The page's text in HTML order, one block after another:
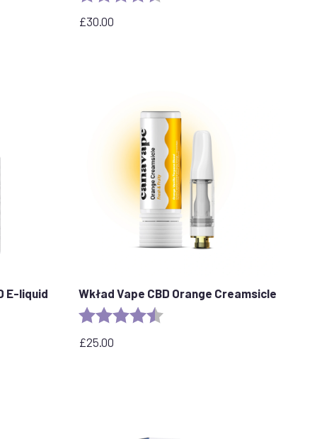
£30.00
E-liquid
Wkład Vape CBD Orange Creamsicle
Ocena:
£25.00